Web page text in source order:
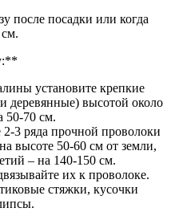
после посадки или когда
установите крепкие
деревянные) высотой около
50-70 см.
3 ряда прочной проволоки
высоте 50-60 см от земли,
– на 140-150 см.
их к проволоке.
стяжки, кусочки